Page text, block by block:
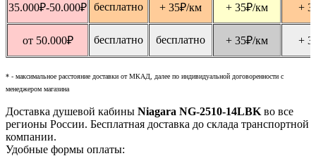
35.000₽-50.000₽ бесплатно + 35₽/км + 35₽/км +
от 50.000₽ бесплатно бесплатно + 35₽/км +
* - максимальное расстояние доставки от МКАД, далее по индивидуальной договоренности с
менеджером магазина
Доставка душевой кабины Niagara NG-2510-14LBK во все
регионы России. Бесплатная доставка до склада транспортной
компании.
Удобные формы оплаты: